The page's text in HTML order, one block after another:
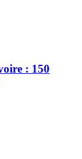
: 150